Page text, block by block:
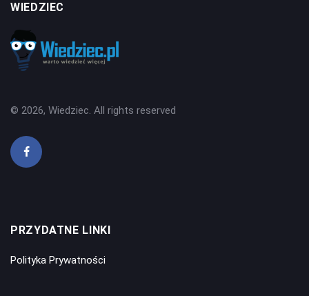
WIEDZIEC
© 2026, Wiedziec. All rights reserved
PRZYDATNE LINKI
Polityka Prywatności